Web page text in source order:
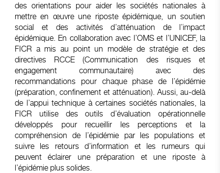
des orientations pour aider les sociétés nationales à
mettre en œuvre une riposte épidémique, un soutien
social et des activités d’atténuation de l’impact
épidémique. En collaboration avec l’OMS et l’UNICEF, la
FICR a mis au point un modèle de stratégie et des
directives RCCE (Communication des risques et
engagement communautaire) avec des
recommandations pour chaque phase de l’épidémie
(préparation, confinement et atténuation). Aussi, au-delà
de l’appui technique à certaines sociétés nationales, la
FICR utilise des outils d’évaluation opérationnelle
développés pour recueillir les perceptions et la
compréhension de l’épidémie par les populations et
suivre les retours d’information et les rumeurs qui
peuvent éclairer une préparation et une riposte à
l’épidémie plus solides.